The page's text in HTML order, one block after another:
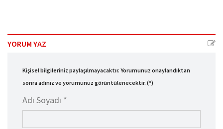
YORUM YAZ
Kişisel bilgileriniz paylaşılmayacaktır. Yorumunuz onaylandıktan
sonra adınız ve yorumunuz görüntülenecektir. (*)
Adı Soyadı *